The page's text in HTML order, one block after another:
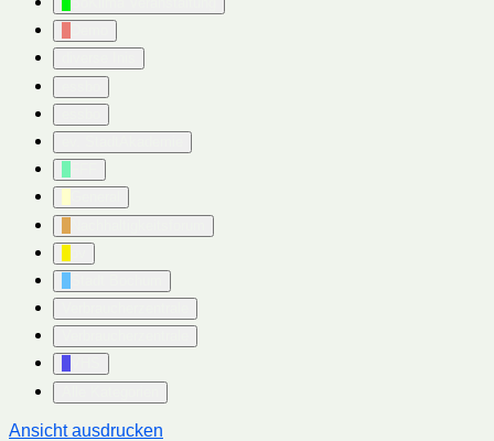
Ansichtausdrucken